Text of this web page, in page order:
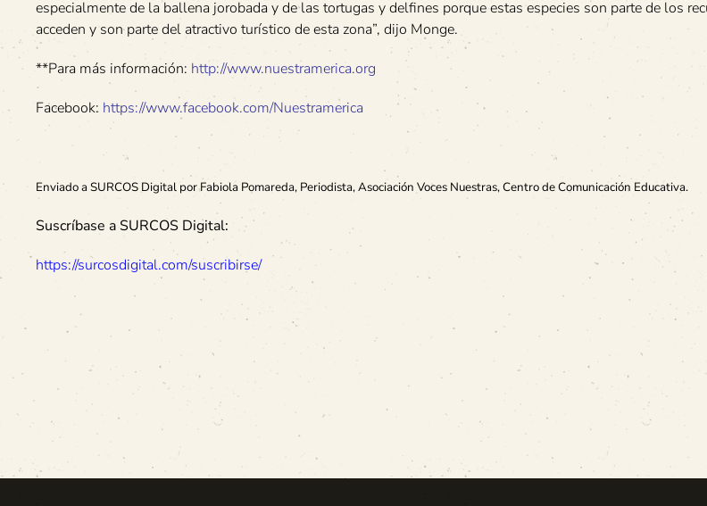
especialmente de la ballena jorobada y de las tortugas y delfines porque estas especies son parte de los
acceden y son parte del atractivo turístico de esta zona”, dijo Monge.
**Para más información: http://www.nuestramerica.org
Facebook: https://www.facebook.com/Nuestramerica
Enviado a SURCOS Digital por Fabiola Pomareda, Periodista, Asociación Voces Nuestras, Centro de Comunicación Educativa.
Suscríbase a SURCOS Digital:
https://surcosdigital.com/suscribirse/